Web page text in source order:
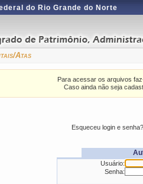
do Rio Grande do Norte
Atas
Para acessar os arquivos
Caso ainda não seja
Esqueceu login e senha?
Usuário:
Senha: